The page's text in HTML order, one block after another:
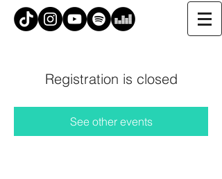
Registration is closed
See other events